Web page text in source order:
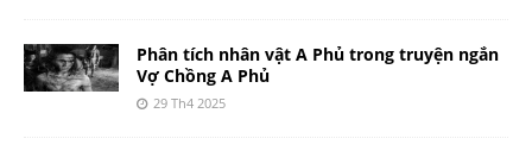
Phân tích nhân vật A Phủ trong truyện ngắn
Vợ Chồng A Phủ
29 Th4 2025